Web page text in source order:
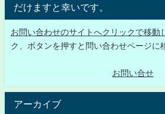
だけますと幸いです。
お問い合わせのサイトへクリックで移動
ク、ボタンを押すと問い合わせページに
お問い合せ
アーカイブ